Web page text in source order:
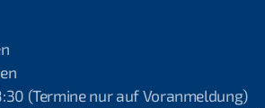
(Termine nur auf Voranmeldung)